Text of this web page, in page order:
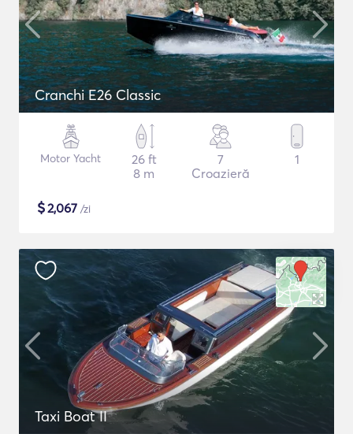
Cranchi E26 Classic
Motor Yacht
26 ft
8 m
7
Croazieră
1
$2,067 /zi
Taxi Boat II